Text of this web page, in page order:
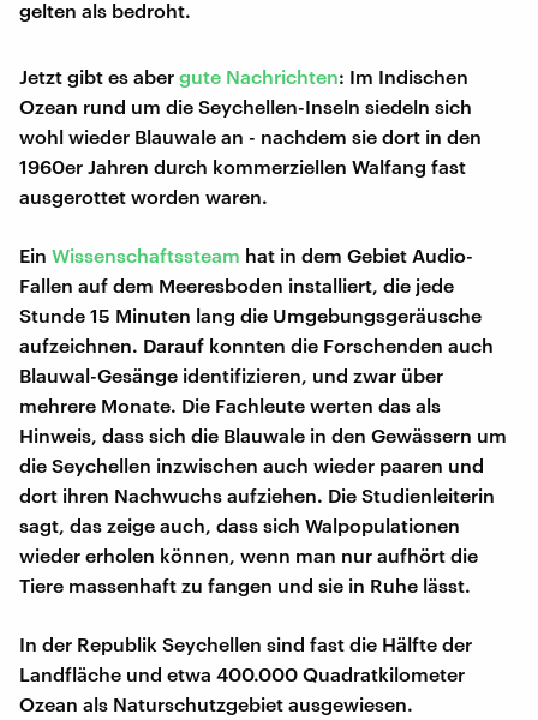
gelten als bedroht.
Jetzt gibt es aber gute Nachrichten: Im Indischen
Ozean rund um die Seychellen-Inseln siedeln sich
wohl wieder Blauwale an - nachdem sie dort in den
1960er Jahren durch kommerziellen Walfang fast
ausgerottet worden waren.
Ein Wissenschaftssteam hat in dem Gebiet Audio-
Fallen auf dem Meeresboden installiert, die jede
Stunde 15 Minuten lang die Umgebungsgeräusche
aufzeichnen. Darauf konnten die Forschenden auch
Blauwal-Gesänge identifizieren, und zwar über
mehrere Monate. Die Fachleute werten das als
Hinweis, dass sich die Blauwale in den Gewässern um
die Seychellen inzwischen auch wieder paaren und
dort ihren Nachwuchs aufziehen. Die Studienleiterin
sagt, das zeige auch, dass sich Walpopulationen
wieder erholen können, wenn man nur aufhört die
Tiere massenhaft zu fangen und sie in Ruhe lässt.
In der Republik Seychellen sind fast die Hälfte der
Landfläche und etwa 400.000 Quadratkilometer
Ozean als Naturschutzgebiet ausgewiesen.